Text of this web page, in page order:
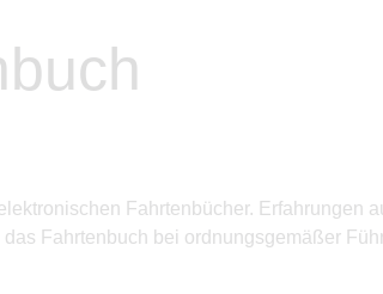
Fahrtenbücher. Erfahrungen
Fahrtenbuch bei ordnungsgemäßer